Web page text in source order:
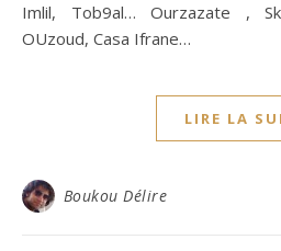
Imlil, Tob9al… Ourzazate ,
OUzoud, Casa Ifrane…
LIRE LA
Boukou Délire